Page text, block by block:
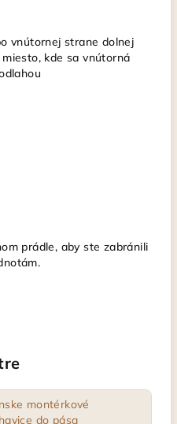
vnútornej strane dolnej
kde sa vnútorná
prádle, aby ste zabránili
montérkové
do pása